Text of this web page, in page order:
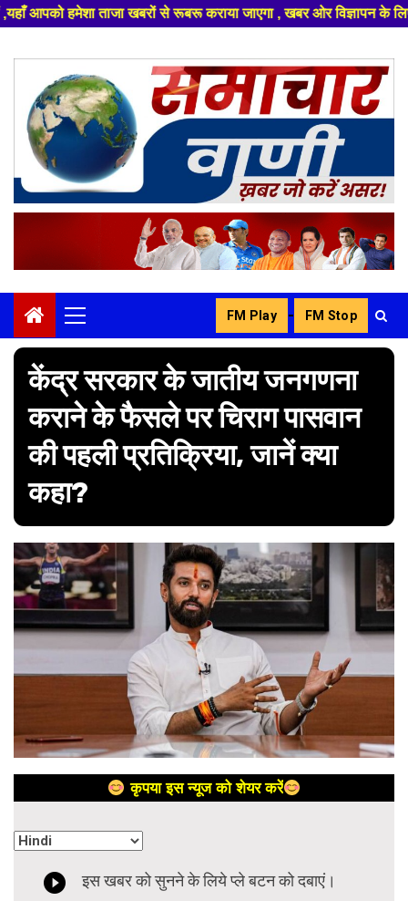
से रूबरू कराया जाएगा , खबर ओर विज्ञापन के लिए संपर्क करे +91
content
Primary
Menu
FM Play - FM Stop
केंद्र सरकार के जातीय जनगणना
कराने के फैसले पर चिराग पासवान
की पहली प्रतिक्रिया, जानें क्या
कहा?
कृपया इस न्यूज को शेयर करें